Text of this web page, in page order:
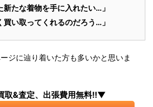
新たな着物を手に入れたい…」
買い取ってくれるのだろう…」
ジに辿り着いた方も多いかと思いま
取&査定、出張費用無料!!▼